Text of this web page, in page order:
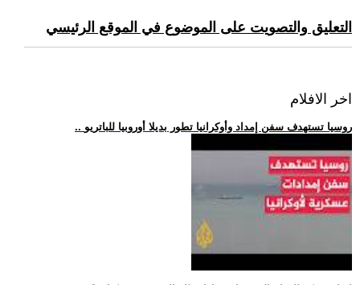
التعليق والتصويت على الموضوع في الموقع الرئيسي
اخر الافلام
.. روسيا تستهدف سفن إمداد وأوكرانيا تطور بديلا أوروبيا للباتريو